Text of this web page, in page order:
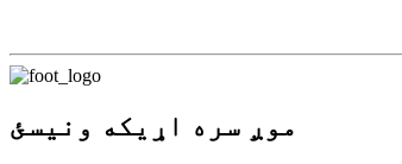
موږ سره اړیکه ونیسئ